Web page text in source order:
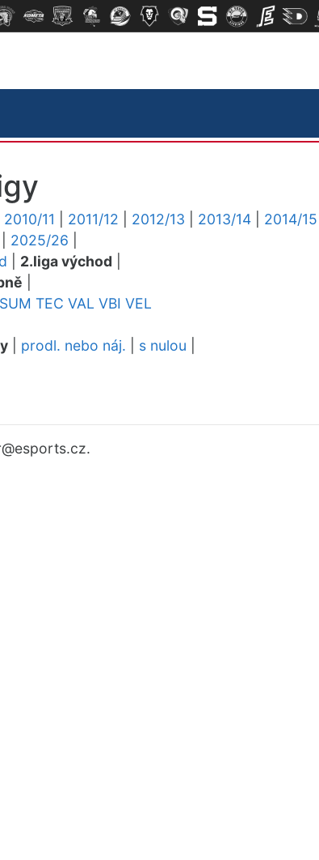
2010/11 2011/12 2012/13 2013/14 2014/15
2025/26
2.liga východ
SUM TEC VAL VBI VEL
prodl. nebo náj. s nulou
@esports.cz.